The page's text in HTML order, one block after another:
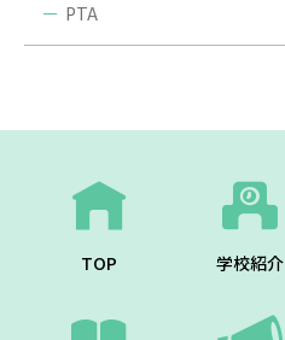
PTA
TOP 学校紹介